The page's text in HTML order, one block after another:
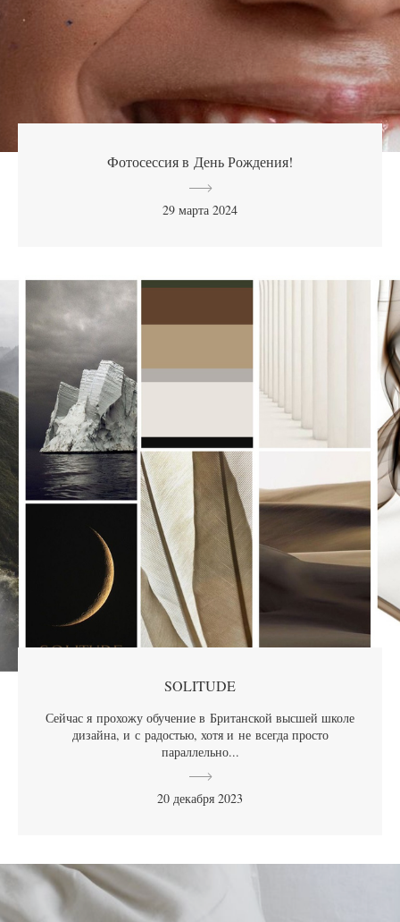
Фотосессия в День Рождения!
29 марта 2024
SOLITUDE
Сейчас я прохожу обучение в Британской высшей школе
дизайна, и с радостью, хотя и не всегда просто
параллельно...
20 декабря 2023